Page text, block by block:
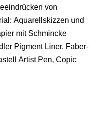
von
Aquarellskizzen und
mit Schmincke
Pigment Liner, Faber-
Artist Pen, Copic